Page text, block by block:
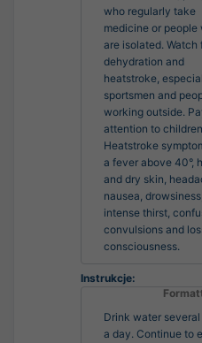
who regularly take
medicine or people
are isolated. Watch
dehydration and
heatstroke,
sportsmen and
working outside.
attention to
Heatstroke
a fever above 40°,
and dry skin,
nausea,
intense thirst,
convulsions and
consciousness.
Instrukcje:
Drink water
a day. Continue to